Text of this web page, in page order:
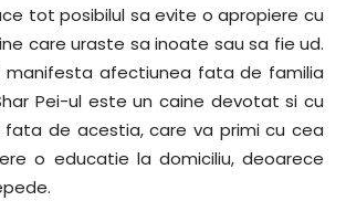
tot posibilul sa evite o apropiere cu
care uraste sa inoate sau sa fie ud.
manifesta afectiunea fata de familia
Pei-ul este un caine devotat si cu
de acestia, care va primi cu cea
o educatie la domiciliu, deoarece